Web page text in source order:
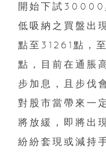
開始下試30000
低吸納之買盤出
點至31261點，
點，目前在通脹
步加息，且步伐
對股市當帶來一
將放緩，即將出
紛紛套現或減持